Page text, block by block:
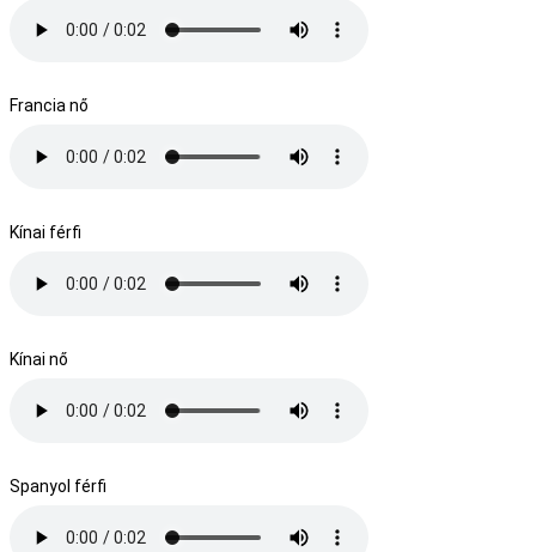
Francia nő
Kínai férfi
Kínai nő
Spanyol férfi